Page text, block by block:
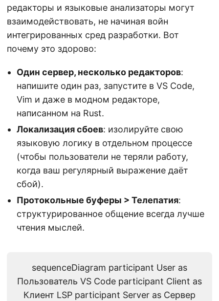
редакторы и языковые анализаторы могут
взаимодействовать, не начиная войн
интегрированных сред разработки. Вот
почему это здорово:
Один сервер, несколько редакторов:
напишите один раз, запустите в VS Code,
Vim и даже в модном редакторе,
написанном на Rust.
Локализация сбоев: изолируйте свою
языковую логику в отдельном процессе
(чтобы пользователи не теряли работу,
когда ваш регулярный выражение даёт
сбой).
Протокольные буферы > Телепатия:
структурированное общение всегда лучше
чтения мыслей.
sequenceDiagram participant User as
Пользователь VS Code participant Client as
Клиент LSP participant Server as Сервер